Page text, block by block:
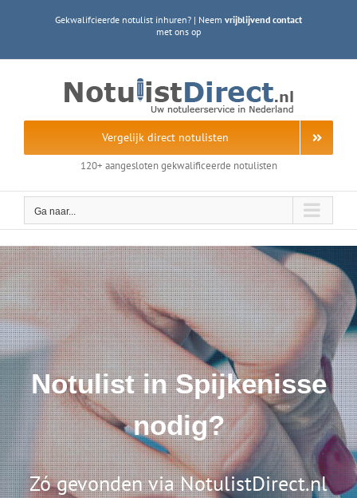
Gekwalifcieerde notulist inhuren? | Neem vrijblijvend contact
met ons op
Vergelijk direct notulisten
120+ aangesloten gekwalificeerde notulisten
Ga naar...
Notulist in Spijkenisse
nodig?
Zó gevonden via NotulistDirect.nl